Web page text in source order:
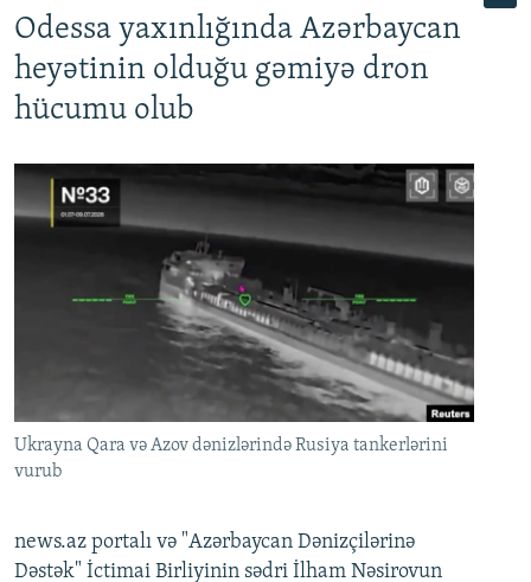
Odessa yaxınlığında Azərbaycan
heyətinin olduğu gəmiyə dron
hücumu olub
Ukrayna Qara və Azov dənizlərində Rusiya tankerlərini
vurub
news.az portalı və "Azərbaycan Dənizçilərinə
Dəstək" İctimai Birliyinin sədri İlham Nəsirovun